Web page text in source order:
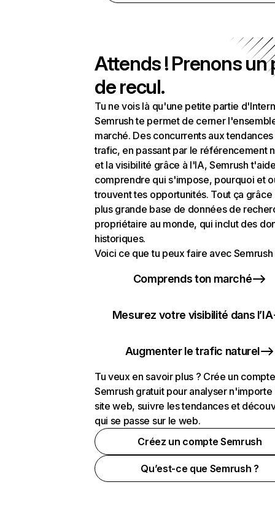
Attends ! Prenons un
de recul.
Tu ne vois là qu'une petite partie
Semrush te permet de cerner
marché. Des concurrents aux
trafic, en passant par le référencement
et la visibilité grâce à l'IA, Semrush
comprendre qui s'impose, pourquoi et
trouvent tes opportunités. Tout ça grâce
plus grande base de données de
propriétaire au monde, qui inclut des
historiques.
Voici ce que tu peux faire avec Semrush
Comprends ton marché
Mesurez votre visibilité dans l’IA
Augmenter le trafic naturel
Tu veux en savoir plus ? Crée un compte
Semrush gratuit pour analyser n'importe
site web, suivre les tendances et
qui se passe sur le web.
Créez un compte Semrush
Qu’est-ce que Semrush ?